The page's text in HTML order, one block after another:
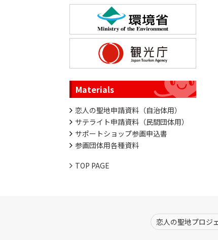
Materials
恋人の聖地申請資料（自治体用）
サテライト申請資料（民間団体用）
サポートショップ参画申込書
参画団体用各種資料
TOP PAGE
恋人の聖地プロジ